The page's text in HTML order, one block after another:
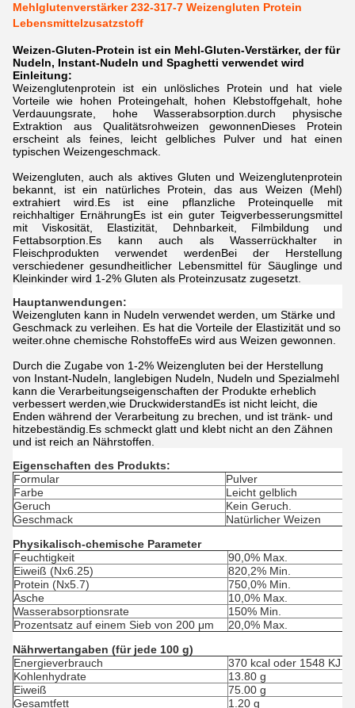
Mehlglutenverstärker 232-317-7 Weizengluten Protein
Lebensmittelzusatzstoff
Weizen-Gluten-Protein ist ein Mehl-Gluten-Verstärker, der für
Nudeln, Instant-Nudeln und Spaghetti verwendet wird
Einleitung:
Weizenglutenprotein ist ein unlösliches Protein und hat viele
Vorteile wie hohen Proteingehalt, hohen Klebstoffgehalt, hohe
Verdauungsrate, hohe Wasserabsorption.durch physische
Extraktion aus Qualitätsrohweizen gewonnenDieses Protein
erscheint als feines, leicht gelbliches Pulver und hat einen
typischen Weizengeschmack.
Weizengluten, auch als aktives Gluten und Weizenglutenprotein
bekannt, ist ein natürliches Protein, das aus Weizen (Mehl)
extrahiert wird.Es ist eine pflanzliche Proteinquelle mit
reichhaltiger ErnährungEs ist ein guter Teigverbesserungsmittel
mit Viskosität, Elastizität, Dehnbarkeit, Filmbildung und
Fettabsorption.Es kann auch als Wasserrückhalter in
Fleischprodukten verwendet werdenBei der Herstellung
verschiedener gesundheitlicher Lebensmittel für Säuglinge und
Kleinkinder wird 1-2% Gluten als Proteinzusatz zugesetzt.
Hauptanwendungen:
Weizengluten kann in Nudeln verwendet werden, um Stärke und
Geschmack zu verleihen. Es hat die Vorteile der Elastizität und so
weiter.ohne chemische RohstoffeEs wird aus Weizen gewonnen.
Durch die Zugabe von 1-2% Weizengluten bei der Herstellung
von Instant-Nudeln, langlebigen Nudeln, Nudeln und Spezialmehl
kann die Verarbeitungseigenschaften der Produkte erheblich
verbessert werden,wie DruckwiderstandEs ist nicht leicht, die
Enden während der Verarbeitung zu brechen, und ist tränk- und
hitzebeständig.Es schmeckt glatt und klebt nicht an den Zähnen
und ist reich an Nährstoffen.
Eigenschaften des Produkts:
Formular
Pulver
Farbe
Leicht gelblich
Geruch
Kein Geruch.
Geschmack
Natürlicher Weizen
Physikalisch-chemische Parameter
Feuchtigkeit
90,0% Max.
Eiweiß (Nx6.25)
820,2% Min.
Protein (Nx5.7)
750,0% Min.
Asche
10,0% Max.
Wasserabsorptionsrate
150% Min.
Prozentsatz auf einem Sieb von 200 μm
20,0% Max.
Nährwertangaben (für jede 100 g)
Energieverbrauch
370 kcal oder 1548 KJ
Kohlenhydrate
13.80 g
Eiweiß
75.00 g
Gesamtfett
1.20 g